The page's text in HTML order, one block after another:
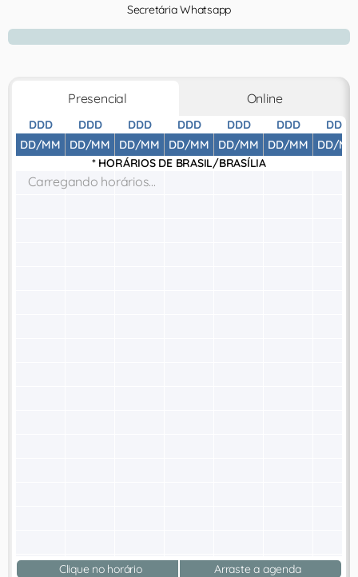
Secretária Whatsapp
Presencial Online
DDD
DD/MM
DDD
DD/MM
DDD
DD/MM
DDD
DD/MM
DDD
DD/MM
DDD
DD/MM
DDD
DD/MM
* HORÁRIOS DE BRASIL/BRASÍLIA
Carregando horários...
Clique no horário Arraste a agenda